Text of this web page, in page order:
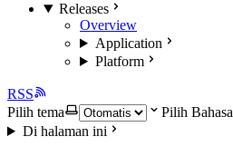
Releases
Overview
Application
Platform
RSS
Pilih tema
Pilih Bahasa
Di halaman ini